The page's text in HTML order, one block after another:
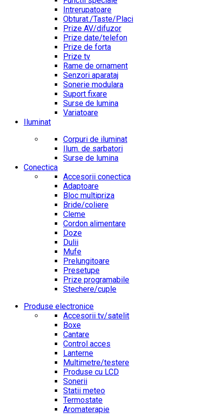
Intrerupatoare
Obturat./Taste/Placi
Prize AV/difuzor
Prize date/telefon
Prize de forta
Prize tv
Rame de ornament
Senzori aparataj
Sonerie modulara
Suport fixare
Surse de lumina
Variatoare
Iluminat
Corpuri de iluminat
Ilum. de sarbatori
Surse de lumina
Conectica
Accesorii conectica
Adaptoare
Bloc multipriza
Bride/coliere
Cleme
Cordon alimentare
Doze
Dulii
Mufe
Prelungitoare
Presetupe
Prize programabile
Stechere/cuple
Produse electronice
Accesorii tv/satelit
Boxe
Cantare
Control acces
Lanterne
Multimetre/testere
Produse cu LCD
Sonerii
Statii meteo
Termostate
Aromaterapie